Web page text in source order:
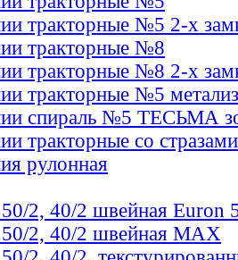
тракторные №5 2-х
тракторные №8
тракторные №8 2-х
тракторные №5
спираль №5 ТЕСЬМА
тракторные со стразами
рулонная
2, 40/2 швейная Euron
2, 40/2 швейная МАХ